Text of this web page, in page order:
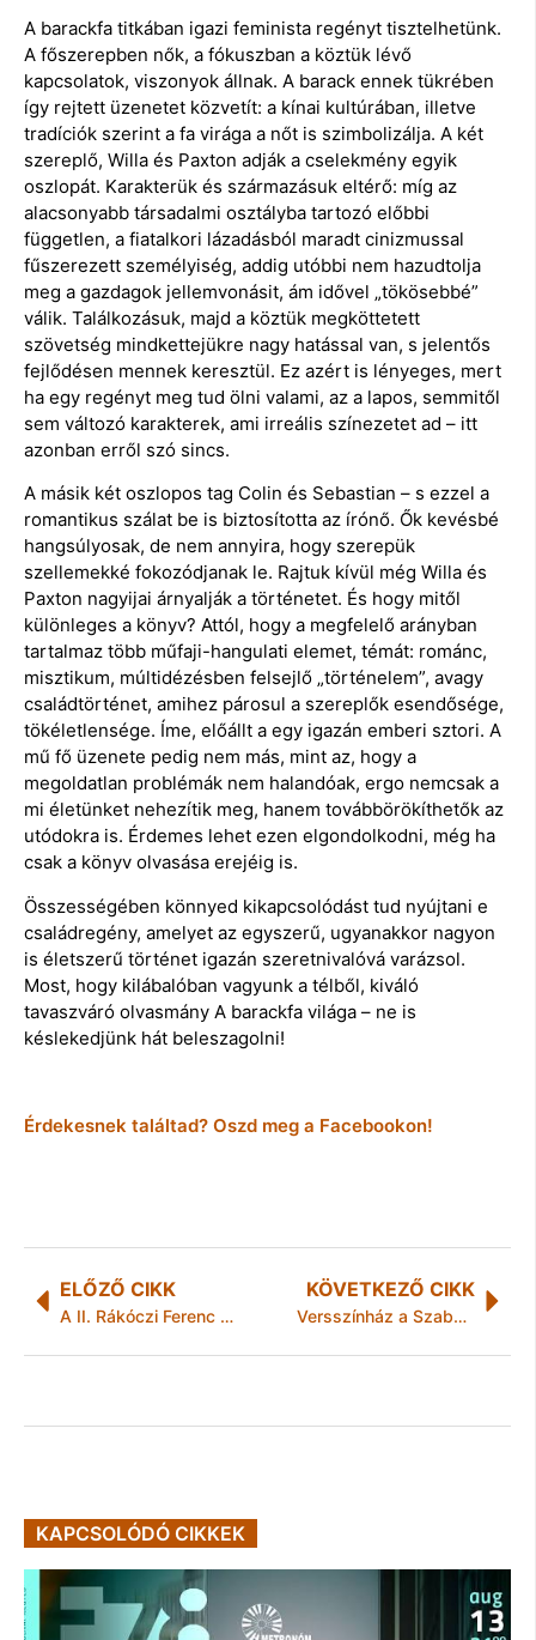
A barackfa titkában igazi feminista regényt tisztelhetünk.
A főszerepben nők, a fókuszban a köztük lévő
kapcsolatok, viszonyok állnak. A barack ennek tükrében
így rejtett üzenetet közvetít: a kínai kultúrában, illetve
tradíciók szerint a fa virága a nőt is szimbolizálja. A két
szereplő, Willa és Paxton adják a cselekmény egyik
oszlopát. Karakterük és származásuk eltérő: míg az
alacsonyabb társadalmi osztályba tartozó előbbi
független, a fiatalkori lázadásból maradt cinizmussal
fűszerezett személyiség, addig utóbbi nem hazudtolja
meg a gazdagok jellemvonásit, ám idővel „tökösebbé”
válik. Találkozásuk, majd a köztük megköttetett
szövetség mindkettejükre nagy hatással van, s jelentős
fejlődésen mennek keresztül. Ez azért is lényeges, mert
ha egy regényt meg tud ölni valami, az a lapos, semmitől
sem változó karakterek, ami irreális színezetet ad – itt
azonban erről szó sincs.
A másik két oszlopos tag Colin és Sebastian – s ezzel a
romantikus szálat be is biztosította az írónő. Ők kevésbé
hangsúlyosak, de nem annyira, hogy szerepük
szellemekké fokozódjanak le. Rajtuk kívül még Willa és
Paxton nagyijai árnyalják a történetet. És hogy mitől
különleges a könyv? Attól, hogy a megfelelő arányban
tartalmaz több műfaji-hangulati elemet, témát: románc,
misztikum, múltidézésben felsejlő „történelem”, avagy
családtörténet, amihez párosul a szereplők esendősége,
tökéletlensége. Íme, előállt a egy igazán emberi sztori. A
mű fő üzenete pedig nem más, mint az, hogy a
megoldatlan problémák nem halandóak, ergo nemcsak a
mi életünket nehezítik meg, hanem továbbörökíthetők az
utódokra is. Érdemes lehet ezen elgondolkodni, még ha
csak a könyv olvasása erejéig is.
Összességében könnyed kikapcsolódást tud nyújtani e
családregény, amelyet az egyszerű, ugyanakkor nagyon
is életszerű történet igazán szeretnivalóvá varázsol.
Most, hogy kilábalóban vagyunk a télből, kiváló
tavaszváró olvasmány A barackfa világa – ne is
késlekedjünk hát beleszagolni!
Érdekesnek találtad? Oszd meg a Facebookon!
ELŐZŐ CIKK
A II. Rákóczi Ferenc Megyei és Városi Könyvtár programjai
KÖVETKEZŐ CIKK
Versszínház a Szabadegyetemen
KAPCSOLÓDÓ CIKKEK